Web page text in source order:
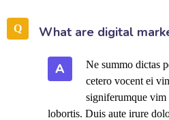
What are digital
A
Ne summo dictas
cetero vocent ei
signiferumque vim
lobortis. Duis aute irure